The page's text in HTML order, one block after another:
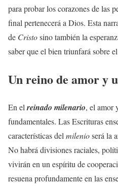
para probar los corazones de las
final pertenecerá a Dios. Esta
de Cristosino también la
saber que el bien triunfará sobre
Un reino de amor y
En el reinado milenario, el amor
fundamentales. Las Escrituras
características del milenioserá la
No habrá divisiones raciales,
vivirán en un espíritu de
resuena profundamente en las